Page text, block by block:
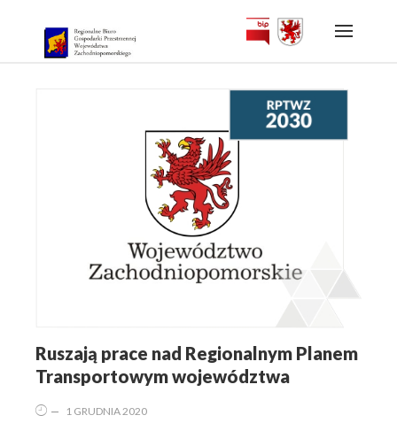
Ruszają prace nad Regionalnym Planem
Transportowym województwa
— 1 GRUDNIA 2020